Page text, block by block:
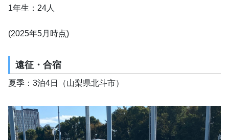
1年生：24人
(2025年5月時点)
遠征・合宿
夏季：3泊4日（山梨県北斗市）